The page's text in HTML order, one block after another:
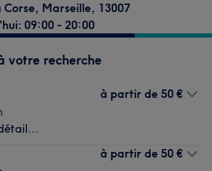
Corse, Marseille, 13007
09:00 - 20:00
votre recherche
à partir de 50 €
à partir de 50 €